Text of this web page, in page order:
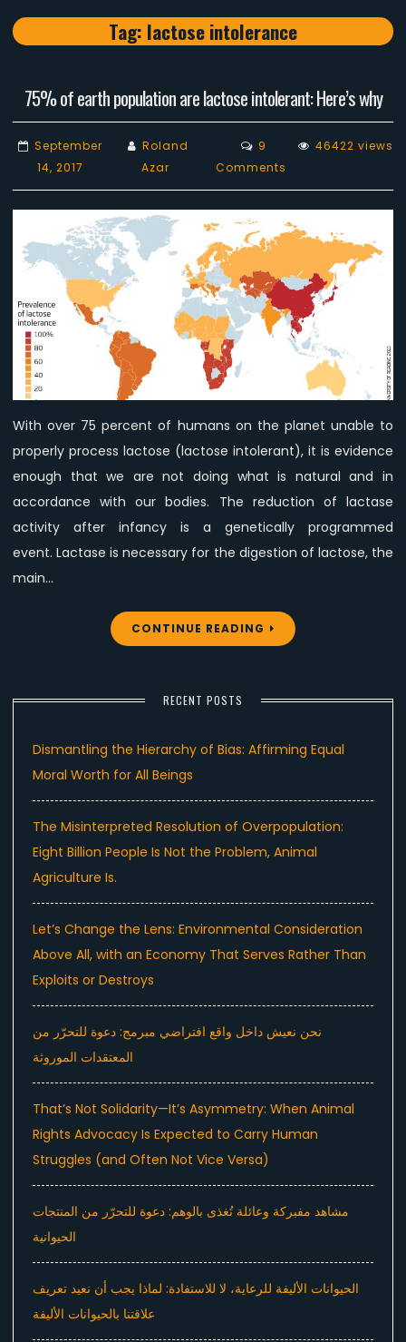
Tag: lactose intolerance
75% of earth population are lactose intolerant: Here’s why
September
14, 2017
Roland
Azar
9
Comments
759
of
earth
population
are
lactose
intolerant:
Here’s
46422 views
With over 75 percent of humans on the planet unable to
properly process lactose (lactose intolerant), it is evidence
enough that we are not doing what is natural and in
accordance with our bodies. The reduction of lactase
activity after infancy is a genetically programmed
event. Lactase is necessary for the digestion of lactose, the
main…
CONTINUE READING
RECENT POSTS
Dismantling the Hierarchy of Bias: Affirming Equal
Moral Worth for All Beings
The Misinterpreted Resolution of Overpopulation:
Eight Billion People Is Not the Problem, Animal
Agriculture Is.
Let’s Change the Lens: Environmental Consideration
Above All, with an Economy That Serves Rather Than
Exploits or Destroys
نحن نعيش داخل واقع افتراضي مبرمج: دعوة للتحرّر من
المعتقدات الموروثة
That’s Not Solidarity—It’s Asymmetry: When Animal
Rights Advocacy Is Expected to Carry Human
Struggles (and Often Not Vice Versa)
مشاهد مفبركة وعائلة تُغذى بالوهم: دعوة للتحرّر من المنتجات
الحيوانية
الحيوانات الأليفة للرعاية، لا للاستفادة: لماذا يجب أن نعيد تعريف
علاقتنا بالحيوانات الأليفة